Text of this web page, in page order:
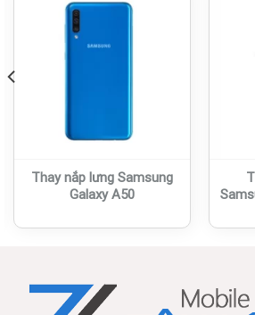
Thay nắp lưng Samsung
Galaxy A50